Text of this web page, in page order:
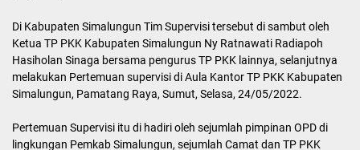
Di Kabupaten Simalungun Tim Supervisi tersebut di sambut oleh
Ketua TP PKK Kabupaten Simalungun Ny Ratnawati Radiapoh
Hasiholan Sinaga bersama pengurus TP PKK lainnya, selanjutnya
melakukan Pertemuan supervisi di Aula Kantor TP PKK Kabupaten
Simalungun, Pamatang Raya, Sumut, Selasa, 24/05/2022.
Pertemuan Supervisi itu di hadiri oleh sejumlah pimpinan OPD di
lingkungan Pemkab Simalungun, sejumlah Camat dan TP PKK